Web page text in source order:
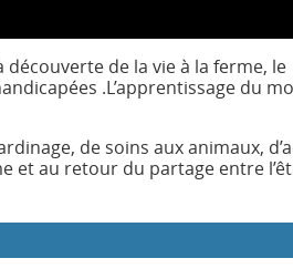
découverte de la vie à la ferme, le
.L’apprentissage du
de soins aux animaux,
et au retour du partage entre